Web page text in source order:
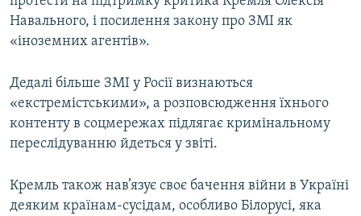
Навального, і посилення закону про ЗМІ як
«іноземних агентів».
Дедалі більше ЗМІ у Росії визнаються
«екстремістськими», а розповсюдження їхнього
контенту в соцмережах підлягає кримінальному
переслідуванню йдеться у звіті.
Кремль також нав’язує своє бачення війни в Україні
деяким країнам-сусідам, особливо Білорусі, яка